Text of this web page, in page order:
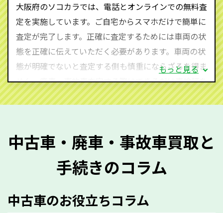
590-870）までお問い合わせ下さい。
査定・ご相談・見積もりはすべて無料で行います。安
心してお問い合わせください。
大阪府のソコカラでは、電話とオンラインでの無料査
定を実施しています。ご自宅からスマホだけで簡単に
査定が完了します。正確に査定するためには車両の状
態を正確に伝えていただく必要があります。車両の状
態が明確でないと査定する側も慎重にならざるを得ま
せん。廃車・事故車査定する際はできるだけ車検証を
ご準備ください。車検証があることで車両状態や年式
質問させていただく内容は以下の通りとなります。
メーカー／車種
型式／グレード
もっと見る
中古車・廃車・事故車買取と
手続きのコラム
中古車のお役立ちコラム